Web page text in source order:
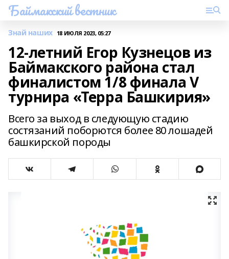
Баймакский вестник
Знай наших 18 ИЮЛЯ 2023, 05:27
12-летний Егор Кузнецов из
Баймакского района стал
финалистом 1/8 финала V
турнира «Терра Башкирия»
Всего за выход в следующую стадию
состязаний поборются более 80 лошадей
башкирской породы